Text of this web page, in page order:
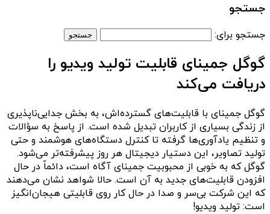
جستجو
جستجو برای:
گوگل جمینای قابلیت تولید ویدیو را
دریافت می‌کند
گوگل جمینای با قابلیت‌های گسترده‌اش، به بخش جدایی‌ناپذیری
از زندگی بسیاری از کاربران تبدیل شده است. از پاسخ به سؤالات
و تنظیم یادآوری‌ها گرفته تا کنترل دستگاه‌های هوشمند و حتی
تولید تصاویر، این دستیار دیجیتال هر روز پیشرفته‌تر می‌شود.
گوگل که به خوبی از محبوبیت جمینای آگاه است، دائماً در حال
افزودن قابلیت‌های جدید به آن است. حالا شواهد نشان می‌دهند
که این شرکت بی‌سر و صدا در حال کار روی قابلیتی هیجان‌انگیز
است: تولید ویدیو!